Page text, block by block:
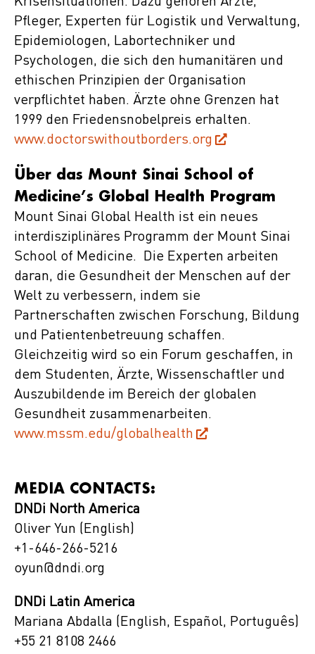
Pfleger, Experten für Logistik und Verwaltung,
Epidemiologen, Labortechniker und
Psychologen, die sich den humanitären und
ethischen Prinzipien der Organisation
verpflichtet haben. Ärzte ohne Grenzen hat
1999 den Friedensnobelpreis erhalten.
www.doctorswithoutborders.org
Über das Mount Sinai School of
Medicine’s Global Health Program
Mount Sinai Global Health ist ein neues
interdisziplinäres Programm der Mount Sinai
School of Medicine. Die Experten arbeiten
daran, die Gesundheit der Menschen auf der
Welt zu verbessern, indem sie
Partnerschaften zwischen Forschung, Bildung
und Patientenbetreuung schaffen.
Gleichzeitig wird so ein Forum geschaffen, in
dem Studenten, Ärzte, Wissenschaftler und
Auszubildende im Bereich der globalen
Gesundheit zusammenarbeiten.
www.mssm.edu/globalhealth
MEDIA CONTACTS:
DNDi North America
Oliver Yun (English)
+1-646-266-5216
oyun@dndi.org
DNDi Latin America
Mariana Abdalla (English, Español, Português)
+55 21 8108 2466